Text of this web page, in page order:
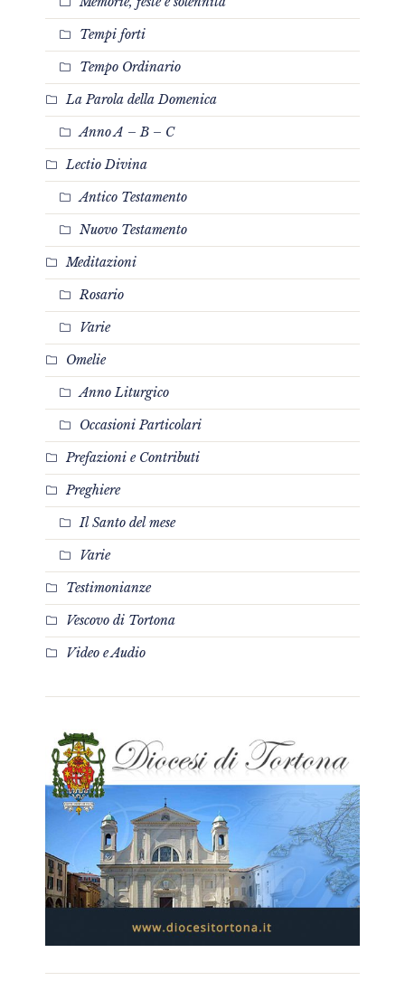
Tempi forti
Tempo Ordinario
La Parola della Domenica
Anno A – B – C
Lectio Divina
Antico Testamento
Nuovo Testamento
Meditazioni
Rosario
Varie
Omelie
Anno Liturgico
Occasioni Particolari
Prefazioni e Contributi
Preghiere
Il Santo del mese
Varie
Testimonianze
Vescovo di Tortona
Video e Audio